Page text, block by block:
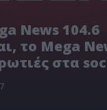
News 104.6
το Mega
στα